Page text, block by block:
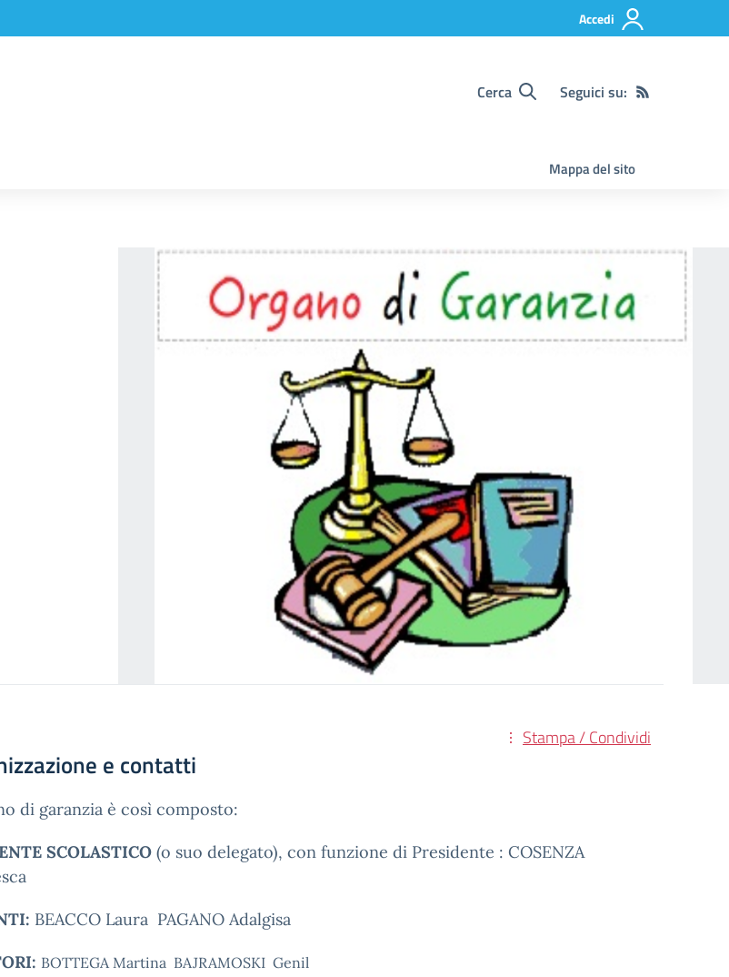
Accedi
Cerca Seguici su:
Mappa del sito
Stampa / Condividi
e contatti
di garanzia è così composto:
SCOLASTICO (o suo delegato), con funzione di Presidente : COSENZA
BEACCO Laura PAGANO Adalgisa
BOTTEGA Martina BAJRAMOSKI Genil